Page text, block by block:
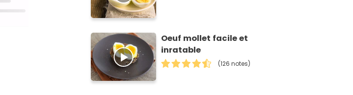
Oeuf mollet facile et
inratable
(126 notes)